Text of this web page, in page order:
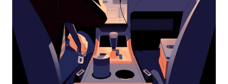
πλήκτρο
escape
για
να
κλείσετε
ημερολόγιο.